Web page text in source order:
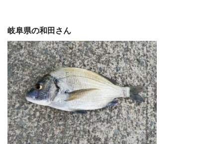
岐阜県の和田さん